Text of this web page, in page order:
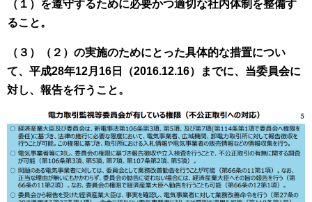
（１）を遵守するために必要かつ適切な社内体制を整備す
ること。
（３）（２）の実施のためにとった具体的な措置につい
て、平成28年12月16日（2016.12.16）までに、当委員会に
対し、報告を行うこと。